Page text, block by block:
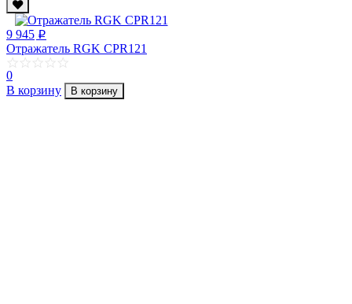
9 945 p
Отражатель RGK CPR121
0
В корзину
В корзину